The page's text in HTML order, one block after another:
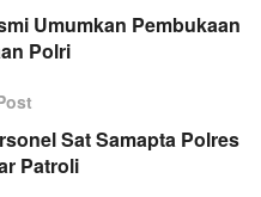
Umumkan Pembukaan
Polri
Sat Samapta Polres
Patroli